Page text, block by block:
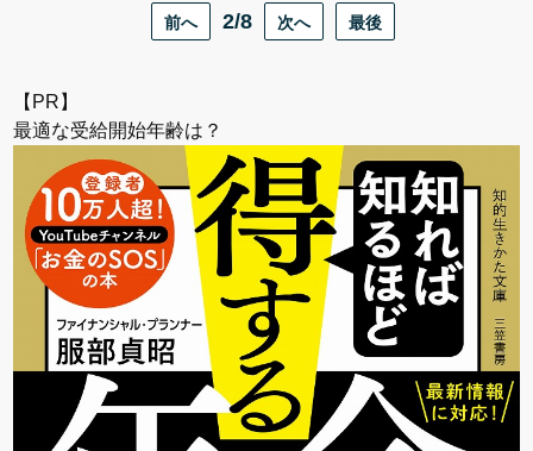
前へ 2/8 次へ 最後
【PR】
最適な受給開始年齢は？